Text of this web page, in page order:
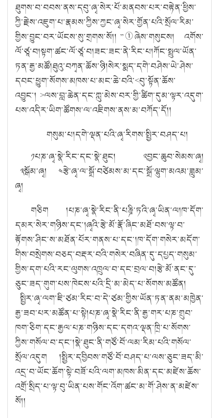
ཐུགས་བ་བབས་ནས་དབུ་ཞྭ་སེར་པོ་མནབས་པར་བརྟེན་ཕྱིས་
ཀྱི་རྗེས་འཇུག་པ་རྣམས་ཀྱིས་ཀྱང་ཞྭ་སེར་གྱོན་པའི་སྲོལ་རིམ་
གྱིས་བྱུང་བར་ཡོངས་སུ་གྲགས་སོ།། ”①ཞེས་གསུངས།འགོས་
ལོ་ཙཱ་བ།སྟག་ཚང་ལོ་ཙཱ་བ།ཟང་ཟང་ནེ་རིང་པ།ཀོང་སྤྲུལ་ཡོན་
ཏན་རྒྱ་མཚོ།ཐུའུ་བཀྭན་ཆོས་ཉི།སེར་སྨད་དགེ་བཤེས་ཡེ་ཤེས་
དབང་ཕྱུག་སོགས་མཁས་པ་མང་ཆེ་བའི་<བུ་སྟོན་ཆོས་
འབྱུང་། >ལས་བླ་ཆེན་དང་ཀླུ་མེས་བར་གྱི་ཚིག་དུམ་ལྟར་འདུག་
པས་འདིར་ཡིག་ཚོགས་ལ་འཇིགས་ནས་མ་བཀོད་དོ།།
གསུམ་པ།དགེ་ལྡན་པའི་ཞྭ་རིགས་སྤྱིར་བཤད་པ།
༡པཎ་ཞྭ་སྣེ་རིང་དང་སྣེ་ཐུང། ༢བྱང་ཆུབ་སེམས་ཞྭ།
༣སྒོམ་ཞྭ། ༤རྩེ་ཞྭ་ལ་སྒྲོ་བཙེམས་མ་དང་སྒྲོ་ལྷུག་མའམ་ཟླུམ་
ཞྭ།
གཅིག །པཎ་ཞྭ་སྣེ་རིང་ནི་པཎྜི་ཏའི་ཞྭ་ཡིན་ལ།ཁ་དོག་
དམར་སེར་གཉིས་དང་།ཞྭའི་རྩེ་མོ་རྣོ་ཞིང་མཐོ་བས་ལྟ་བ་
རྟོགས་ཤིང་ས་མཐོན་པོར་གནས་པ་དང་།ཁ་དོག་གསེར་མདོག་
གིས་བསྲེགས་བཅད་བརྡར་བའི་གསེར་བཞིན་དུ་དཔྱད་གསུམ་
གྱིས་དག་པའི་རང་ལུགས་འཁྲུལ་བ་དང་བྲལ་བ།རྩེ་མོ་ནང་དུ་
ཅུང་ཟད་གུག་པས་ཁེངས་པའི་དྲི་མ་མེད་པ་སོགས་མཚོན།
སྤྱིར་ཞྭ་ལག་ཇི་ཙམ་རིང་བ་དེ་ཙམ་གྱིས་ཡོན་ཏན་ནམ་མཁྱེན་
རྒྱ་ཟབ་པར་མཚོན་པ་སྟེ།པཎ་ཞྭ་སྣེ་རིང་ནི་རྒྱ་གར་པཎ་གྲུབ་
ཁག་ཅིག་དང་རྒྱལ་པཎ་གཉིས་དང་དགའ་ལྡན་ཁྲི་པ་སོགས་
ཀྱིས་གསོལ་བ་དང་།སྣེ་ཐུང་ནི་གཙོ་བོ་ལམ་རིམ་པའི་གསོལ་
སྲོལ་འདུག །སྤྱིར་དབྱིབས་གཙོ་བོ་བཤད་པ་ལས་ཅུང་ཟད་མི་
འདྲ་བ་ཡོང་ཆོག་སྟེ་བཟོ་པའི་ལག་མཁས་མིན་དང་མཛེས་ཆོས་
འགྲོ་སྲིད་པ་ལྟ་བུ་ཡིན་པས་གོང་འོག་ཚང་མ་གོ་ཤེས་ན་མཛེས་
སོ།།